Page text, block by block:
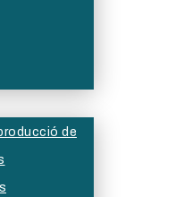
de